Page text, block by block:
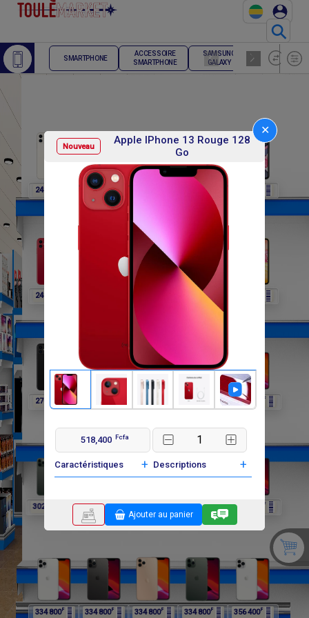
⚲
Nouveau
Apple IPhone 13 Rouge 128
Go
✕
518,400 Fcfa
Caractéristiques + Descriptions +
Ajouter au panier
SMARTPHONE
ACCESSOIRE
SMARTPHONE
SAMSUNG
GALAXY
TELEPHONE
FIXE
248 400 248 400F 248 400
248 400 270 000
270 000 F 270 000 302 400 302 400 F
302 400 334 800 F F 334 800F 334 800 F
334 800F 334 800F 334 800F 334 800F 356 400F